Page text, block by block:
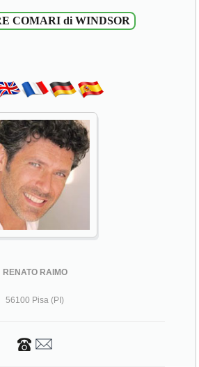
COMARI di WINDSOR
RENATO RAIMO
56100 Pisa (PI)